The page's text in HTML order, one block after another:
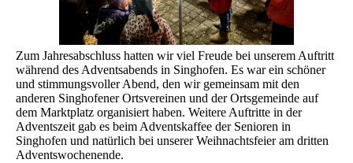
Zum Jahresabschluss hatten wir viel Freude bei unserem Auftritt
während des Adventsabends in Singhofen. Es war ein schöner
und stimmungsvoller Abend, den wir gemeinsam mit den
anderen Singhofener Ortsvereinen und der Ortsgemeinde auf
dem Marktplatz organisiert haben. Weitere Auftritte in der
Adventszeit gab es beim Adventskaffee der Senioren in
Singhofen und natürlich bei unserer Weihnachtsfeier am dritten
Adventswochenende.